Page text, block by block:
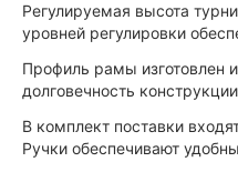
Регулируемая высота
уровней регулировки
Профиль рамы изготовлен
долговечность
В комплект поставки
Ручки обеспечивают